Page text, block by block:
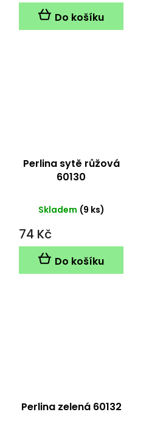
Do košíku
Perlina sytě růžová
60130
Skladem (9 ks)
74 Kč
Do košíku
Perlina zelená 60132